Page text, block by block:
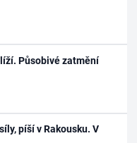
Působivé zatmění
píší v Rakousku. V